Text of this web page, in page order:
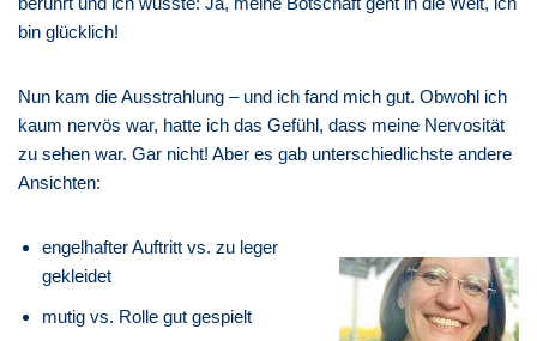
bin glücklich!
Nun kam die Ausstrahlung – und ich fand mich gut. Obwohl ich
kaum nervös war, hatte ich das Gefühl, dass meine Nervosität
zu sehen war. Gar nicht! Aber es gab unterschiedlichste andere
Ansichten:
engelhafter Auftritt vs. zu leger
gekleidet
mutig vs. Rolle gut gespielt